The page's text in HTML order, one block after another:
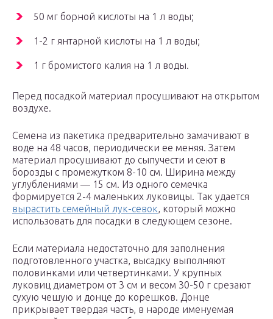
50 мг борной кислоты на 1 л воды;
1-2 г янтарной кислоты на 1 л воды;
1 г бромистого калия на 1 л воды.
Перед посадкой материал просушивают на открытом
воздухе.
Семена из пакетика предварительно замачивают в
воде на 48 часов, периодически ее меняя. Затем
материал просушивают до сыпучести и сеют в
борозды с промежутком 8-10 см. Ширина между
углублениями — 15 см. Из одного семечка
формируется 2-4 маленьких луковицы. Так удается
вырастить семейный лук-севок, который можно
использовать для посадки в следующем сезоне.
Если материала недостаточно для заполнения
подготовленного участка, высадку выполняют
половинками или четвертинками. У крупных
луковиц диаметром от 3 см и весом 30-50 г срезают
сухую чешую и донце до корешков. Донце
прикрывает твердая часть, в народе именуемая